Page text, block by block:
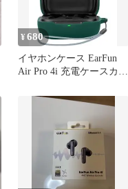
¥680
イヤホンケース EarFun
Air Pro 4i 充電ケースカバ